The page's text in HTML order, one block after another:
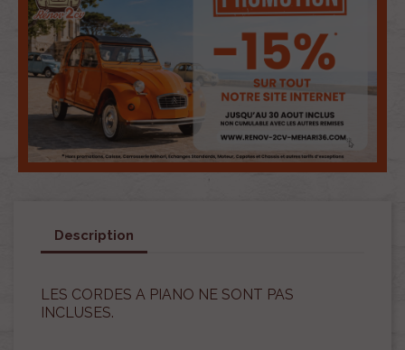
Description
LES CORDES A PIANO NE SONT PAS
INCLUSES.